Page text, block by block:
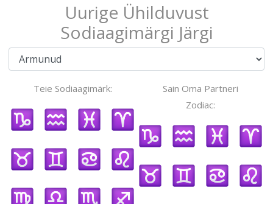
Uurige Ühilduvust
Sodiaagimärgi Järgi
Teie Sodiaagimärk:
Sain Oma Partneri
Zodiac: